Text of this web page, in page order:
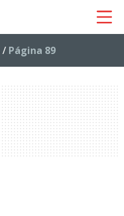
/ Página 89